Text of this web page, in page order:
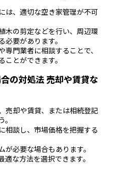
は、適切な空き家管理が不可
木の剪定などを行い、周辺環
要があります。
門業者に相談することで、
とができます。
の対処法 売却や賃貸な
売却や賃貸、または相続登記
相談し、市場価格を把握する
必要な場合もあります。
な方法を選択できます。